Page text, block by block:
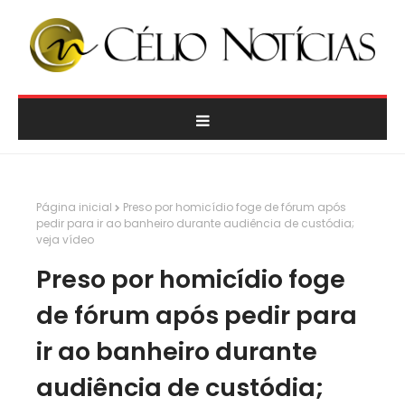
Página inicial
Preso por homicídio foge de fórum após
pedir para ir ao banheiro durante audiência de custódia;
veja vídeo
Preso por homicídio foge
de fórum após pedir para
ir ao banheiro durante
audiência de custódia;